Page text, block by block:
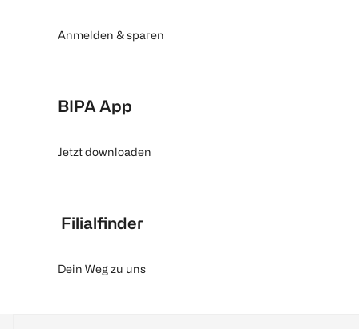
Anmelden & sparen
BIPA App
Jetzt downloaden
Filialfinder
Dein Weg zu uns